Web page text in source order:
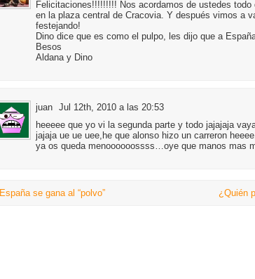
Felicitaciones!!!!!!!!! Nos acordamos de ustedes
en la plaza central de Cracovia. Y después vimos a
festejando!
Dino dice que es como el pulpo, les dijo que a
Besos
Aldana y Dino
juan Jul 12th, 2010 a las 20:53
heeeee que yo vi la segunda parte y todo jajajaja
jajaja ue ue uee,he que alonso hizo un carreron
ya os queda menoooooossss…oye que manos mas
España se gana al “polvo” ¿Quién